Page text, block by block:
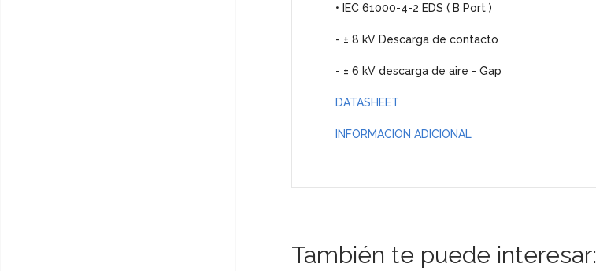
• IEC 61000-4-2 EDS ( B Port )
- ± 8 kV Descarga de contacto
- ± 6 kV descarga de aire - Gap
DATASHEET
INFORMACION ADICIONAL
También te puede interesar: